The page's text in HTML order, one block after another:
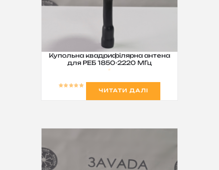
Купольна квадрифілярна антена
для РЕБ 1850-2220 МГц
ЧИТАТИ ДАЛІ